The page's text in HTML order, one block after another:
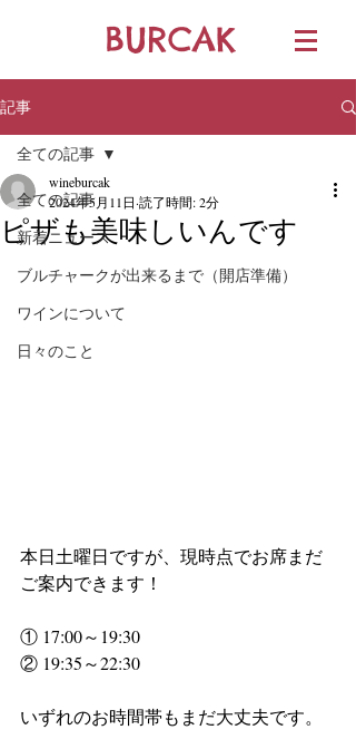
BURCAK
記事
全ての記事
新着ニュース
ブルチャークが出来るまで（開店準備）
ワインについて
日々のこと
全ての記事
ピザも美味しいんです
wineburcak
2024年5月11日 読了時間: 2分
本日土曜日ですが、現時点でお席まだ
ご案内できます！
① 17:00～19:30
② 19:35～22:30
いずれのお時間帯もまだ大丈夫です。